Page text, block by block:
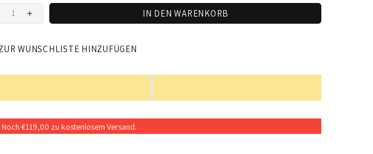
IN DEN WARENKORB
WUNSCHLISTE HINZUFÜGEN
Noch €119,00 zu kostenlosem Versand.